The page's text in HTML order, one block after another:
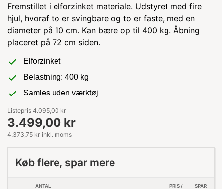
Fremstillet i elforzinket materiale. Udstyret med fire
hjul, hvoraf to er svingbare og to er faste, med en
diameter på 10 cm. Kan bære op til 400 kg. Åbning
placeret på 72 cm siden.
Elforzinket
Belastning: 400 kg
Samles uden værktøj
Listepris 4.095,00 kr
3.499,00 kr
4.373,75 kr inkl. moms
Køb flere, spar mere
ANTAL PRIS / SPAR